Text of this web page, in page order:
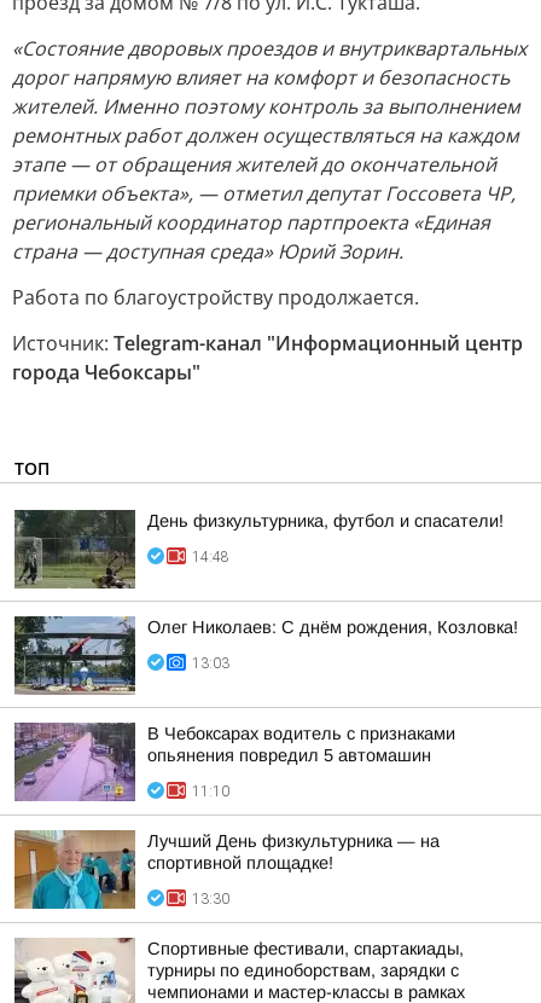
«Состояние дворовых проездов и внутриквартальных
дорог напрямую влияет на комфорт и безопасность
жителей. Именно поэтому контроль за выполнением
ремонтных работ должен осуществляться на каждом
этапе — от обращения жителей до окончательной
приемки объекта», — отметил депутат Госсовета ЧР,
региональный координатор партпроекта «Единая
страна — доступная среда» Юрий Зорин.
Работа по благоустройству продолжается.
Источник: Telegram-канал "Информационный центр
города Чебоксары"
ТОП
День физкультурника, футбол и спасатели!
14:48
Олег Николаев: С днём рождения, Козловка!
13:03
В Чебоксарах водитель с признаками
опьянения повредил 5 автомашин
11:10
Лучший День физкультурника — на
спортивной площадке!
13:30
Спортивные фестивали, спартакиады,
турниры по единоборствам, зарядки с
чемпионами и мастер-классы в рамках